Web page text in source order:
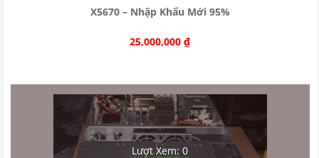
X5670 – Nhập Khẩu Mới 95%
25,000,000₫
Lượt Xem: 0